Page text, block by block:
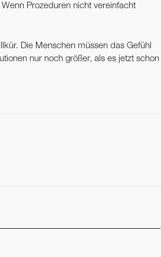
Prozeduren nicht vereinfacht
Die Menschen müssen das Gefühl
nur noch größer, als es jetzt schon